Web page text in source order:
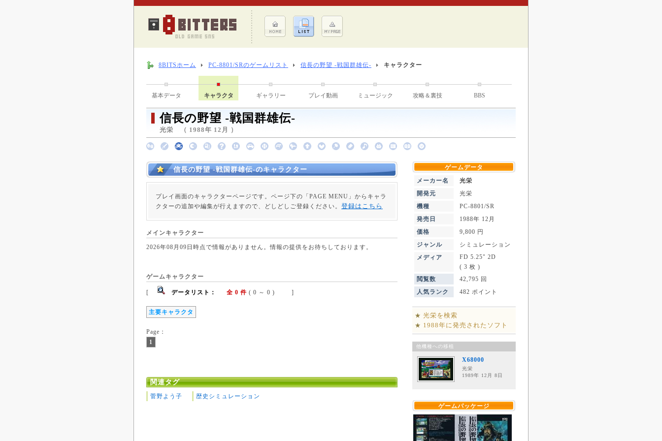
8BITSホーム PC-8801/SRのゲームリスト 信長の野望 -戦国群雄伝- キャラクター
基本データ キャラクタ ギャラリー プレイ動画 ミュージック 攻略＆裏技 BBS
信長の野望 -戦国群雄伝-
光栄 （ 1988年 12月 ）
信長の野望 -戦国群雄伝-のキャラクター
プレイ画面のキャラクターページです。ページ下の「PAGE MENU」からキャラ
クターの追加や編集が行えますので、どしどしご登録ください。 登録はこちら
メインキャラクター
2026年08月09日時点で情報がありません。情報の提供をお待ちしております。
ゲームキャラクター
[ データリスト： 全 0 件 ( 0 ～ 0 ) ]
主要キャラクタ
Page：
1
関連タグ
菅野よう子 歴史シミュレーション
ゲームデータ
メーカー名
光栄
開発元
光栄
機種
PC-8801/SR
発売日
1988年 12月
価格
9,800 円
ジャンル
シミュレーション
メディア
FD 5.25" 2D
( 3 枚 )
閲覧数
42,795 回
人気ランク
482 ポイント
★ 光栄を検索
★ 1988年に発売されたソフト
他機種への移植
X68000
光栄
1989年 12月 8日
ゲームパッケージ